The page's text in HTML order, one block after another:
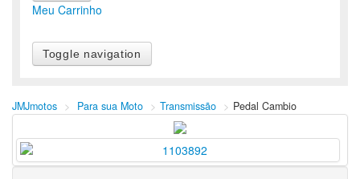
Meu Carrinho
Toggle navigation
Alarmes
Antena Corta Pipa
Bolsa de Hidratação
Capa de Banco Térmica
JMJmotos > Para sua Moto > Transmissão > Pedal Cambio